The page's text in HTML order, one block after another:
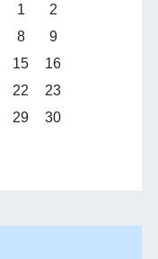
1
2
8
9
15
16
22
23
29
30